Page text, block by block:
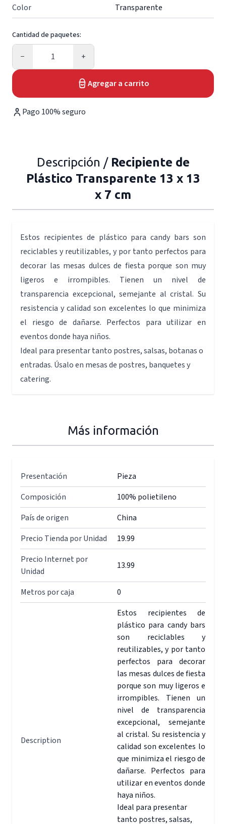
Color
Transparente
Cantidad de paquetes:
−
Cantidad
+
Agregar a carrito
Pago 100% seguro
Descripción / Recipiente de
Plástico Transparente 13 x 13
x 7 cm
Estos recipientes de plástico para candy bars son
reciclables y reutilizables, y por tanto perfectos para
decorar las mesas dulces de fiesta porque son muy
ligeros e irrompibles. Tienen un nivel de
transparencia excepcional, semejante al cristal. Su
resistencia y calidad son excelentes lo que minimiza
el riesgo de dañarse. Perfectos para utilizar en
eventos donde haya niños.
Ideal para presentar tanto postres, salsas, botanas o
entradas. Úsalo en mesas de postres, banquetes y
catering.
Más información
Presentación
Pieza
Composición
100% polietileno
País de origen
China
Precio Tienda por Unidad
19.99
Precio Internet por
Unidad
13.99
Metros por caja 0
Description
Estos recipientes de
plástico para candy bars
son reciclables y
reutilizables, y por tanto
perfectos para decorar
las mesas dulces de fiesta
porque son muy ligeros e
irrompibles. Tienen un
nivel de transparencia
excepcional, semejante
al cristal. Su resistencia y
calidad son excelentes lo
que minimiza el riesgo de
dañarse. Perfectos para
utilizar en eventos donde
haya niños.
Ideal para presentar
tanto postres, salsas,